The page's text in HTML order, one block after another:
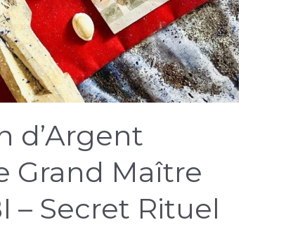
d’Argent
Grand Maître
– Secret Rituel